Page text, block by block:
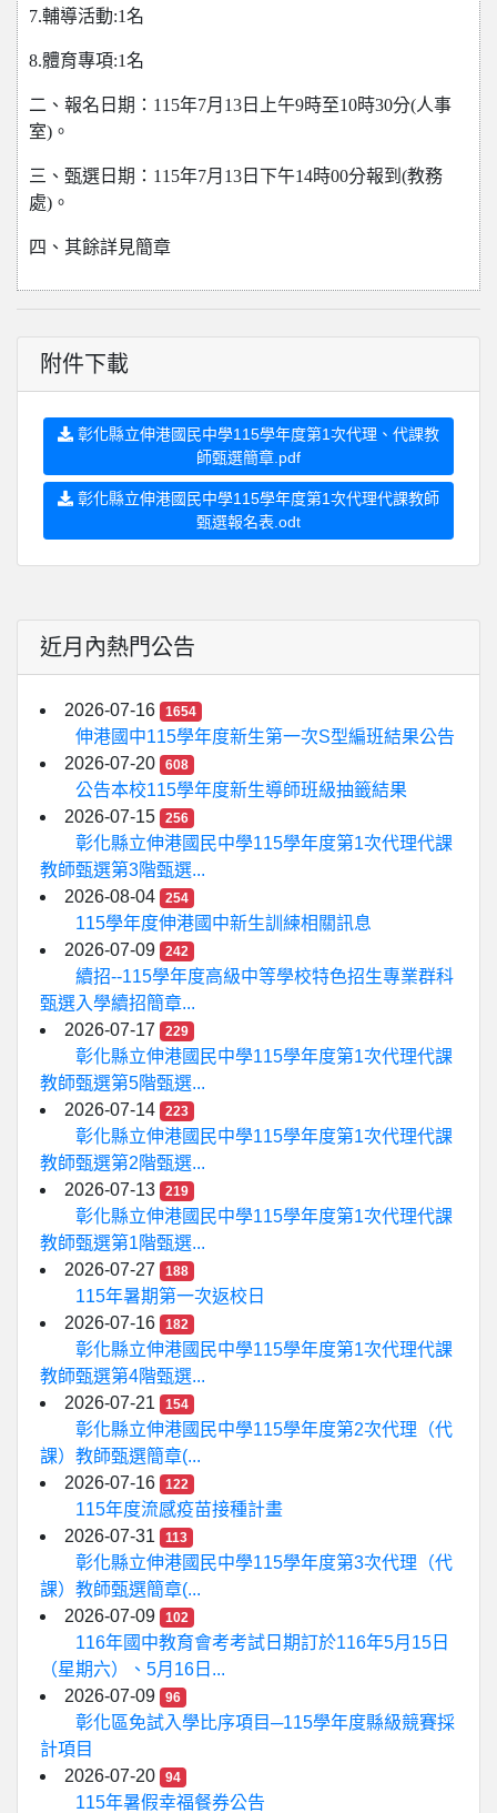
7.輔導活動:1名
8.體育專項:1名
二、報名日期：115年7月13日上午9時至10時30分(人事
室)。
三、甄選日期：115年7月13日下午14時00分報到(教務
處)。
四、其餘詳見簡章
附件下載
彰化縣立伸港國民中學115學年度第1次代理、代課教
師甄選簡章.pdf
彰化縣立伸港國民中學115學年度第1次代理代課教師
甄選報名表.odt
近月內熱門公告
2026-07-16 1654
伸港國中115學年度新生第一次S型編班結果公告
2026-07-20
608
公告本校115學年度新生導師班級抽籤結果
2026-07-15
256
彰化縣立伸港國民中學115學年度第1次代理代課
教師甄選第3階甄選...
2026-08-04
254
115學年度伸港國中新生訓練相關訊息
2026-07-09
242
續招--115學年度高級中等學校特色招生專業群科
甄選入學續招簡章...
2026-07-17
229
彰化縣立伸港國民中學115學年度第1次代理代課
教師甄選第5階甄選...
2026-07-14
223
彰化縣立伸港國民中學115學年度第1次代理代課
教師甄選第2階甄選...
2026-07-13
219
彰化縣立伸港國民中學115學年度第1次代理代課
教師甄選第1階甄選...
2026-07-27
188
115年暑期第一次返校日
2026-07-16
182
彰化縣立伸港國民中學115學年度第1次代理代課
教師甄選第4階甄選...
2026-07-21
154
彰化縣立伸港國民中學115學年度第2次代理（代
課）教師甄選簡章(...
2026-07-16
122
115年度流感疫苗接種計畫
2026-07-31
113
彰化縣立伸港國民中學115學年度第3次代理（代
課）教師甄選簡章(...
2026-07-09
102
116年國中教育會考考試日期訂於116年5月15日
（星期六）、5月16日...
2026-07-09
96
彰化區免試入學比序項目─115學年度縣級競賽採
計項目
2026-07-20
94
115年暑假幸福餐券公告